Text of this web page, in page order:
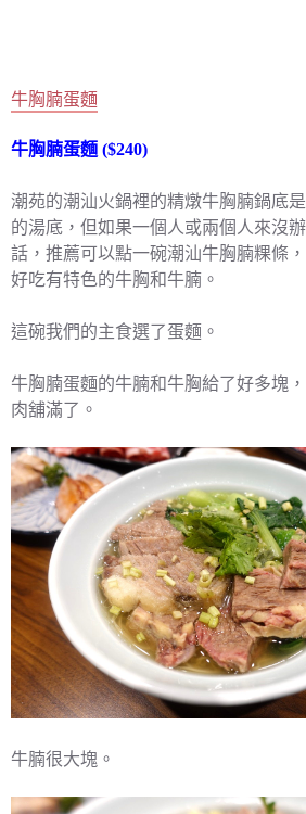
牛胸腩蛋麵
牛胸腩蛋麵 ($240)
潮苑的潮汕火鍋裡的精燉牛胸腩鍋底
的湯底，但如果一個人或兩個人來沒
話，推薦可以點一碗潮汕牛胸腩粿條
好吃有特色的牛胸和牛腩。
這碗我們的主食選了蛋麵。
牛胸腩蛋麵的牛腩和牛胸給了好多塊
肉舖滿了。
牛腩很大塊。